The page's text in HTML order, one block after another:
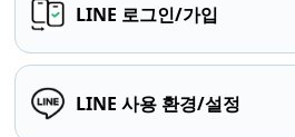
LINE 로그인/가입
LINE 사용 환경/설정